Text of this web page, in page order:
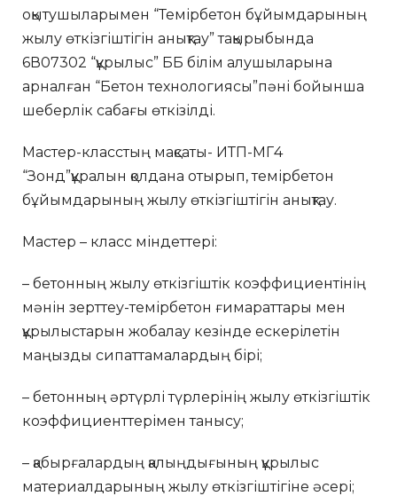
оқытушыларымен “Темірбетон бұйымдарының
жылу өткізгіштігін анықтау” тақырыбында
6В07302 “құрылыс” ББ білім алушыларына
арналған “Бетон технологиясы”пәні бойынша
шеберлік сабағы өткізілді.
Мастер-класстың мақсаты- ИТП-МГ4
“Зонд”құралын қолдана отырып, темірбетон
бұйымдарының жылу өткізгіштігін анықтау.
Мастер – класс міндеттері:
– бетонның жылу өткізгіштік коэффициентінің
мәнін зерттеу-темірбетон ғимараттары мен
құрылыстарын жобалау кезінде ескерілетін
маңызды сипаттамалардың бірі;
– бетонның әртүрлі түрлерінің жылу өткізгіштік
коэффициенттерімен танысу;
– қабырғалардың қалыңдығының құрылыс
материалдарының жылу өткізгіштігіне әсері;